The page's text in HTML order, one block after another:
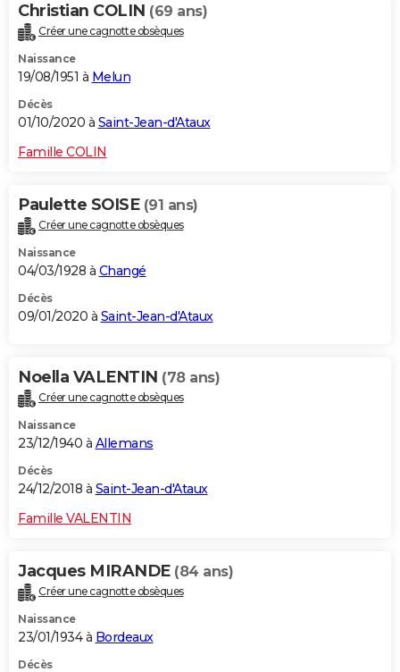
Christian COLIN (69 ans)
Créer une cagnotte obsèques
Naissance
19/08/1951 à Melun
Décès
01/10/2020 à Saint-Jean-d'Ataux
Famille COLIN
Paulette SOISE (91 ans)
Créer une cagnotte obsèques
Naissance
04/03/1928 à Changé
Décès
09/01/2020 à Saint-Jean-d'Ataux
Noella VALENTIN (78 ans)
Créer une cagnotte obsèques
Naissance
23/12/1940 à Allemans
Décès
24/12/2018 à Saint-Jean-d'Ataux
Famille VALENTIN
Jacques MIRANDE (84 ans)
Créer une cagnotte obsèques
Naissance
23/01/1934 à Bordeaux
Décès